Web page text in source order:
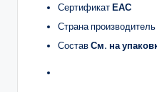
СертификатЕАС
Страна производитель
СоставСм. на